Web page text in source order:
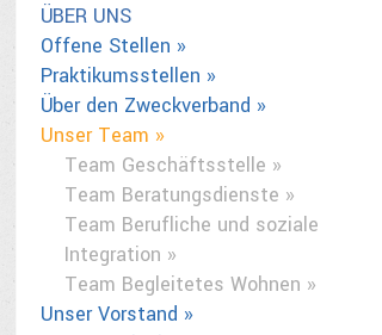
ÜBER UNS
Offene Stellen »
Praktikumsstellen »
Über den Zweckverband »
Unser Team »
Team Geschäftsstelle »
Team Beratungsdienste »
Team Berufliche und soziale
Integration »
Team Begleitetes Wohnen »
Unser Vorstand »